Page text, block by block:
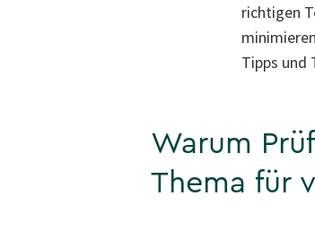
richtigen
Tipps und
Warum
Thema für